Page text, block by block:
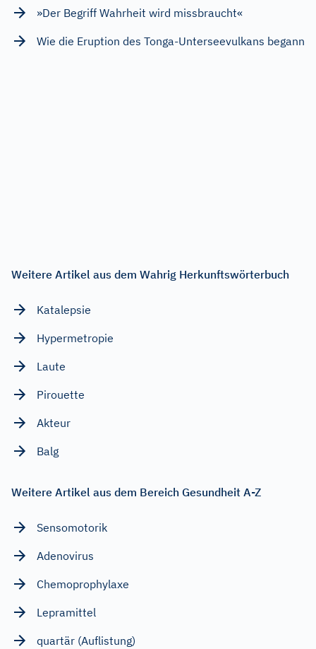
»Der Begriff Wahrheit wird missbraucht«
Wie die Eruption des Tonga-Unterseevulkans begann
Weitere Artikel aus dem Wahrig Herkunftswörterbuch
Katalepsie
Hypermetropie
Laute
Pirouette
Akteur
Balg
Weitere Artikel aus dem Bereich Gesundheit A-Z
Sensomotorik
Adenovirus
Chemoprophylaxe
Lepramittel
quartär (Auflistung)